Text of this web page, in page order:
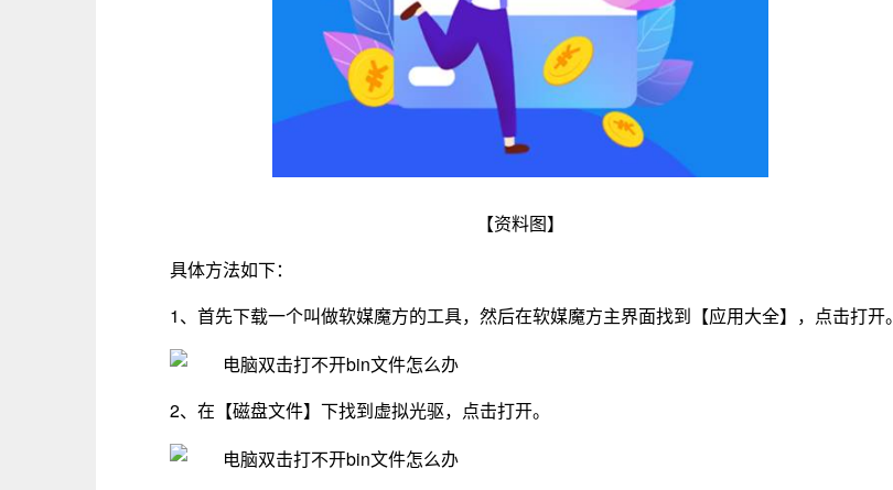
【资料图】
具体方法如下：
1、首先下载一个叫做软媒魔方的工具，然后在软媒魔方主界面找到【应用大全】，点击打开。
2、在【磁盘文件】下找到虚拟光驱，点击打开。